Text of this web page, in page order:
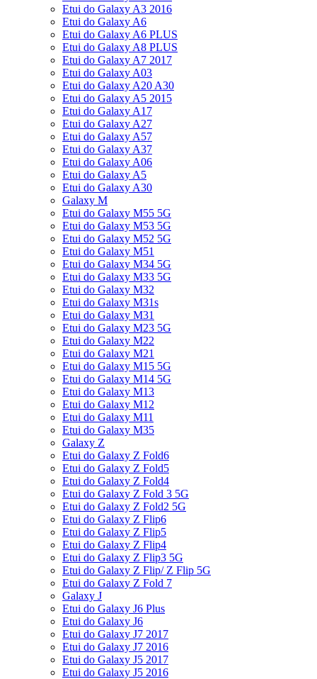
Etui do Galaxy A3 2016
Etui do Galaxy A6
Etui do Galaxy A6 PLUS
Etui do Galaxy A8 PLUS
Etui do Galaxy A7 2017
Etui do Galaxy A03
Etui do Galaxy A20 A30
Etui do Galaxy A5 2015
Etui do Galaxy A17
Etui do Galaxy A27
Etui do Galaxy A57
Etui do Galaxy A37
Etui do Galaxy A06
Etui do Galaxy A5
Etui do Galaxy A30
Galaxy M
Etui do Galaxy M55 5G
Etui do Galaxy M53 5G
Etui do Galaxy M52 5G
Etui do Galaxy M51
Etui do Galaxy M34 5G
Etui do Galaxy M33 5G
Etui do Galaxy M32
Etui do Galaxy M31s
Etui do Galaxy M31
Etui do Galaxy M23 5G
Etui do Galaxy M22
Etui do Galaxy M21
Etui do Galaxy M15 5G
Etui do Galaxy M14 5G
Etui do Galaxy M13
Etui do Galaxy M12
Etui do Galaxy M11
Etui do Galaxy M35
Galaxy Z
Etui do Galaxy Z Fold6
Etui do Galaxy Z Fold5
Etui do Galaxy Z Fold4
Etui do Galaxy Z Fold 3 5G
Etui do Galaxy Z Fold2 5G
Etui do Galaxy Z Flip6
Etui do Galaxy Z Flip5
Etui do Galaxy Z Flip4
Etui do Galaxy Z Flip3 5G
Etui do Galaxy Z Flip/ Z Flip 5G
Etui do Galaxy Z Fold 7
Galaxy J
Etui do Galaxy J6 Plus
Etui do Galaxy J6
Etui do Galaxy J7 2017
Etui do Galaxy J7 2016
Etui do Galaxy J5 2017
Etui do Galaxy J5 2016